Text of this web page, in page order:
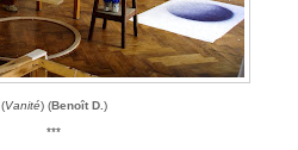
(Vanité) (Benoît D.)
***